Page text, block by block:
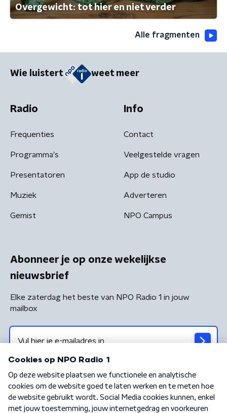
Overgewicht: tot hier en niet verder
Alle fragmenten
Wie luistert weet meer
Radio
Frequenties
Programma's
Presentatoren
Muziek
Gemist
Info
Contact
Veelgestelde vragen
App de studio
Adverteren
NPO Campus
Abonneer je op onze wekelijkse
nieuwsbrief
Elke zaterdag het beste van NPO Radio 1 in jouw
mailbox
Algemene voorwaarden